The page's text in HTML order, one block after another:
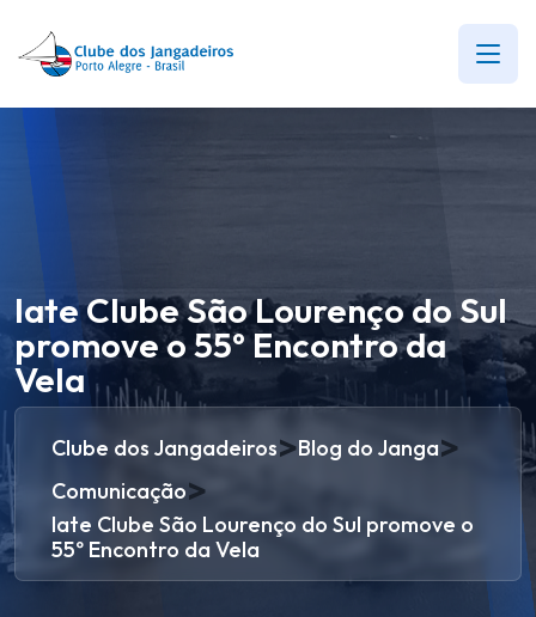
Iate Clube São Lourenço do Sul
promove o 55º Encontro da
Vela
Clube dos Jangadeiros>Blog do Janga>
Comunicação>
Iate Clube São Lourenço do Sul promove o
55º Encontro da Vela